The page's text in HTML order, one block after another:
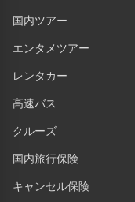
国内ツアー
エンタメツアー
レンタカー
高速バス
クルーズ
国内旅行保険
キャンセル保険